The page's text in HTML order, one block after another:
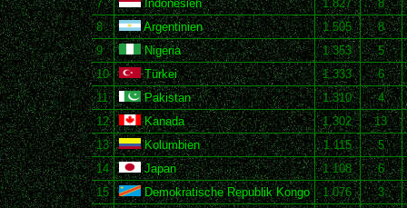
7
Indonesien 1.827
8
8
Argentinien 1.505
8
9
Nigeria 1.353
5
10
Türkei 1.333
6
11
Pakistan 1.310
4
12
Kanada 1.302
13
13
Kolumbien 1.115
5
14
Japan 1.108
6
15
Demokratische Republik Kongo 1.076
3